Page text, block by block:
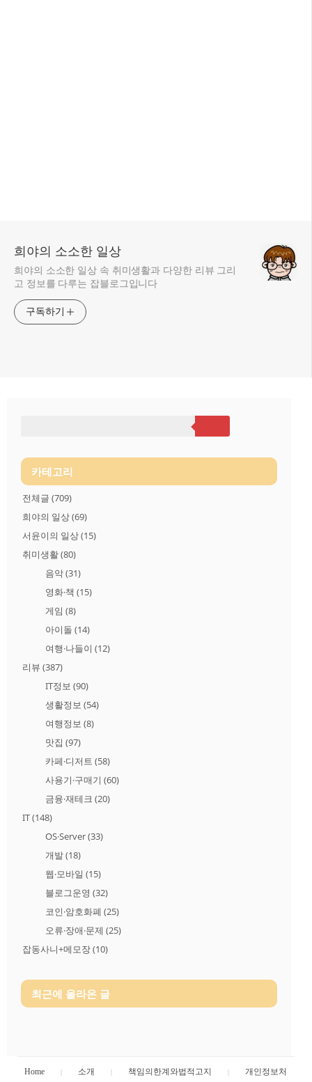
희야의 소소한 일상
희야의 소소한 일상 속 취미생활과 다양한 리뷰 그리
고 정보를 다루는 잡블로그입니다
구독하기
카테고리
전체글 (709)
희야의 일상(69)
서윤이의 일상(15)
취미생활(80)
음악(31)
영화·책 (15)
게임 (8)
아이돌 (14)
여행·나들이 (12)
리뷰 (387)
IT정보 (90)
생활정보 (54)
여행정보 (8)
맛집 (97)
카페·디저트 (58)
사용기·구매기 (60)
금융·재테크 (20)
IT(148)
OS·Server(33)
개발(18)
웹·모바일 (15)
블로그운영 (32)
코인·암호화폐 (25)
오류·장애·문제 (25)
잡동사니+메모장(10)
최근에 올라온 글
Home 소개 책임의한계와법적고지 개인정보처